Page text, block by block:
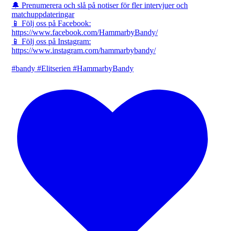
🔔 Prenumerera och slå på notiser för fler intervjuer och
matchuppdateringar
📱 Följ oss på Facebook:
https://www.facebook.com/HammarbyBandy/
📱 Följ oss på Instagram:
https://www.instagram.com/hammarbybandy/
#bandy #Elitserien #HammarbyBandy